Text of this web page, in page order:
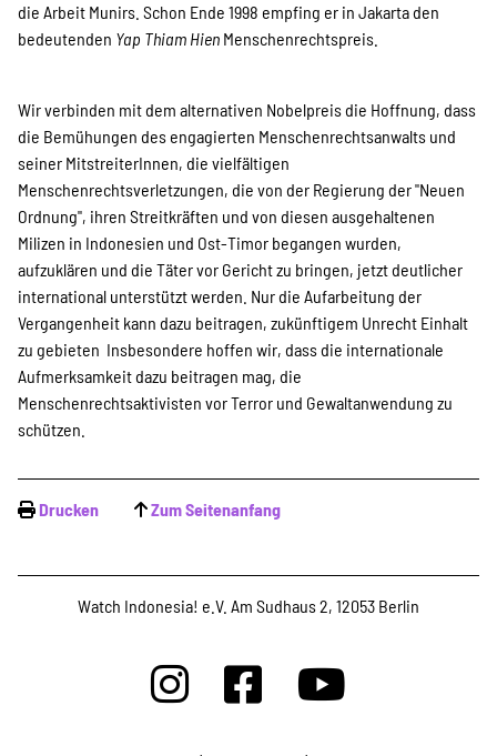
die Arbeit Munirs. Schon Ende 1998 empfing er in Jakarta den
bedeutenden Yap Thiam Hien Menschenrechtspreis.
Wir verbinden mit dem alternativen Nobelpreis die Hoffnung, dass
die Bemühungen des engagierten Menschenrechtsanwalts und
seiner MitstreiterInnen, die vielfältigen
Menschenrechtsverletzungen, die von der Regierung der "Neuen
Ordnung", ihren Streitkräften und von diesen ausgehaltenen
Milizen in Indonesien und Ost-Timor begangen wurden,
aufzuklären und die Täter vor Gericht zu bringen, jetzt deutlicher
international unterstützt werden. Nur die Aufarbeitung der
Vergangenheit kann dazu beitragen, zukünftigem Unrecht Einhalt
zu gebieten Insbesondere hoffen wir, dass die internationale
Aufmerksamkeit dazu beitragen mag, die
Menschenrechtsaktivisten vor Terror und Gewaltanwendung zu
schützen.
Drucken Zum Seitenanfang
Watch Indonesia! e.V. Am Sudhaus 2, 12053 Berlin